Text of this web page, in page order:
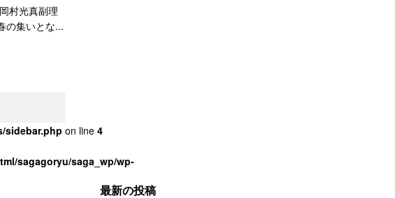
村光真副理
の集いとな...
sidebar.php on line 4
sagagoryu/saga_wp/wp-
最新の投稿